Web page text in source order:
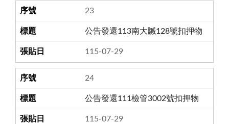
23
公告發還113南大贓128號扣押物
115-07-29
24
公告發還111檢管3002號扣押物
115-07-29